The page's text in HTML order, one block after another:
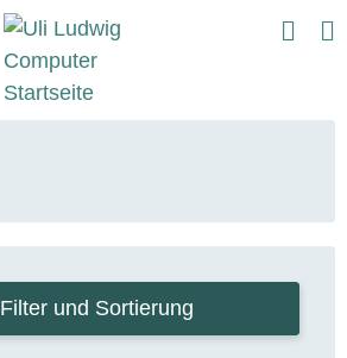
Filter und Sortierung